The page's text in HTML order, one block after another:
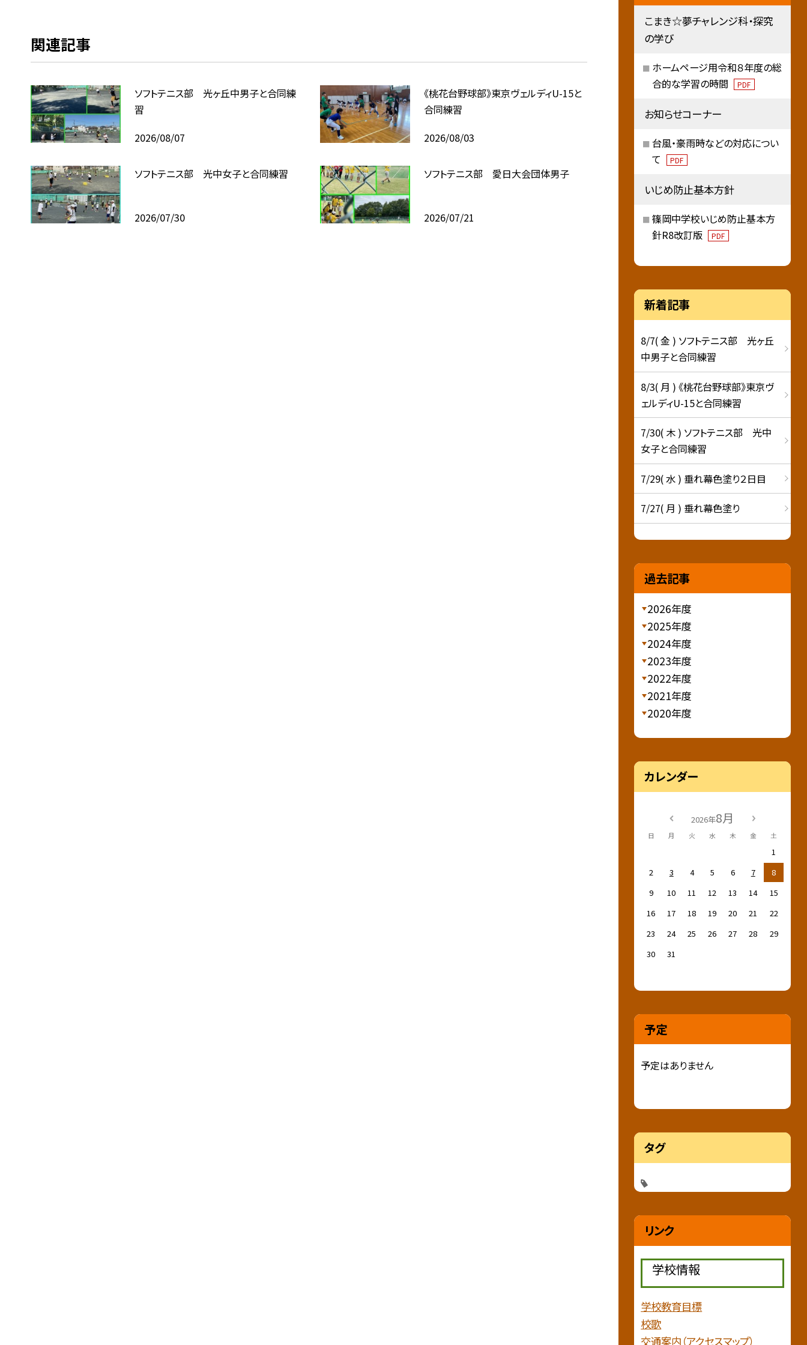
関連記事
ソフトテニス部 光ヶ丘中男子と合同練
習
2026/08/07
《桃花台野球部》東京ヴェルディU-15と
合同練習
2026/08/03
ソフトテニス部 光中女子と合同練習
2026/07/30
ソフトテニス部 愛日大会団体男子
2026/07/21
こまき☆夢チャレンジ科・探究
の学び
ホームページ用令和８年度の総
合的な学習の時間
PDF
お知らせコーナー
台風・豪雨時などの対応につい
て
PDF
いじめ防止基本方針
篠岡中学校いじめ防止基本方
針R8改訂版
PDF
新着記事
8/7( 金 ) ソフトテニス部 光ヶ丘
中男子と合同練習
8/3( 月 ) 《桃花台野球部》東京ヴ
ェルディU-15と合同練習
7/30( 木 ) ソフトテニス部 光中
女子と合同練習
7/29( 水 ) 垂れ幕色塗り２日目
7/27( 月 ) 垂れ幕色塗り
過去記事
2026年度
2025年度
2024年度
2023年度
2022年度
2021年度
2020年度
カレンダー
2026年8月
日 月 火 水 木 金 土
1
2
3 4 5 6 7
8
9
10 11 12 13 14
15
16
17 18 19 20 21
22
23
24 25 26 27 28
29
30
31
予定
予定はありません
タグ
リンク
学校情報
学校教育目標
校歌
交通案内（アクセスマップ）